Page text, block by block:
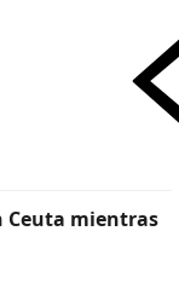
Ceuta mientras